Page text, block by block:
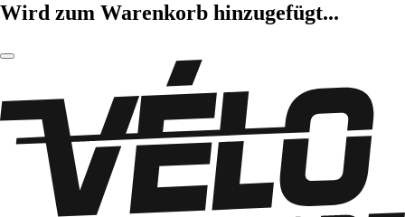
Wird zum Warenkorb hinzugefügt...